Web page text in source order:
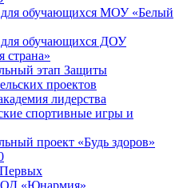
для обучающихся МОУ «Белый
для обучающихся ДОУ
страна»
этап Защиты
проектов
лидерства
спортивные игры и
проект «Будь здоров»